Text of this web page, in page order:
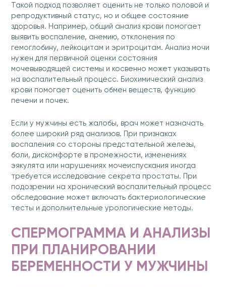
Такой подход позволяет оценить не только половой и
репродуктивный статус, но и общее состояние
здоровья. Например, общий анализ крови помогает
выявить воспаление, анемию, отклонения по
гемоглобину, лейкоцитам и эритроцитам. Анализ мочи
нужен для первичной оценки состояния
мочевыводящей системы и косвенно может указывать
на воспалительный процесс. Биохимический анализ
крови помогает оценить обмен веществ, функцию
печени и почек.
Если у мужчины есть жалобы, врач может назначать
более широкий ряд анализов. При признаках
воспаления со стороны предстательной железы,
боли, дискомфорте в промежности, изменениях
эякулята или нарушениях мочеиспускания иногда
требуется исследование секрета простаты. При
подозрении на хронический воспалительный процесс
обследование может включать бактериологические
тесты и дополнительные урологические методы.
СПЕРМОГРАММА И АНАЛИЗЫ
ПРИ ПЛАНИРОВАНИИ
БЕРЕМЕННОСТИ У МУЖЧИНЫ